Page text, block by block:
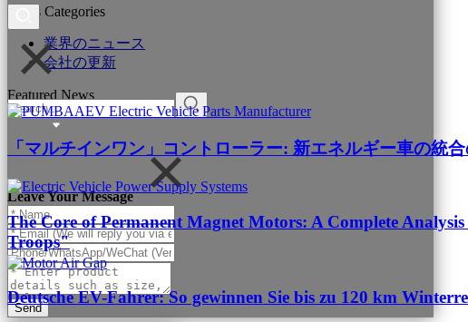
Leave Your Message
Send
News Categories
業界のニュース
会社の更新
Featured News
「マルチインワン」コントローラー: 新エネルギー車の統
The Core of Permanent Magnet Motors: A Complete
Troops"
Deutsche EV-Fahrer: So gewinnen Sie bis zu 120 km